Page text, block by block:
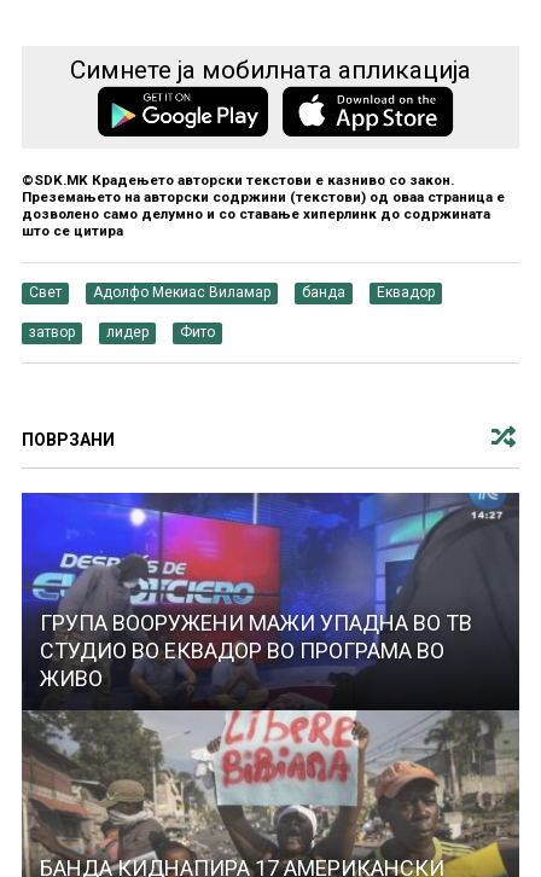
Симнете ја мобилната апликација
©SDK.MK Крадењето авторски текстови е казниво со закон.
Преземањето на авторски содржини (текстови) од оваа страница е
дозволено само делумно и со ставање хиперлинк до содржината
што се цитира
Свет Адолфо Мекиас Виламар банда Еквадор
затвор лидер Фито
ПОВРЗАНИ
ГРУПА ВООРУЖЕНИ МАЖИ УПАДНА ВО ТВ
СТУДИО ВО ЕКВАДОР ВО ПРОГРАМА ВО
ЖИВО
БАНДА КИДНАПИРА 17 АМЕРИКАНСКИ